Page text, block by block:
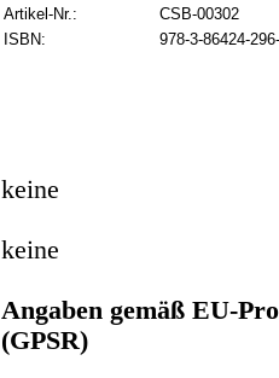
Artikel-Nr.:
CSB-00302
ISBN:
978-3-86424-
keine
keine
Angaben gemäß EU-
(GPSR)